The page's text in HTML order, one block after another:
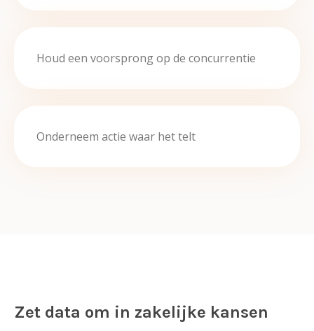
Houd een voorsprong op de concurrentie
Onderneem actie waar het telt
Zet data om in zakelijke kansen